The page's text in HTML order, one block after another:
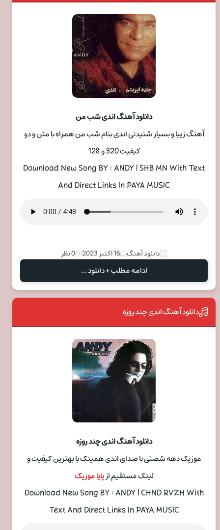
دانلود آهنگ اندی شب من
آهنگ زیبا و بسیار شنیدنی اندی بنام شب من همراه با متن و دو
کیفیت 320 و 128
Download New Song BY : ANDY | SHB MN With Text
And Direct Links In PAYA MUSIC
دانلود آهنگ 16 اکتبر 2023 0 نظر
ادامه مطلب + دانلود ...
دانلود آهنگ اندی چند روزه
دانلود آهنگ اندی چند روزه
موزیک دهه شصتی با صدای اندی همینک با بهترین کیفیت و
لینک مستقیم ازپایا موزیک
Download New Song BY : ANDY | CHND RVZH With
Text And Direct Links In PAYA MUSIC